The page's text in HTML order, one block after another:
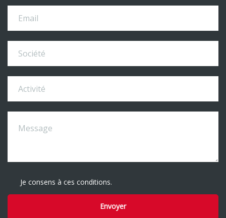
Je consens à ces conditions.